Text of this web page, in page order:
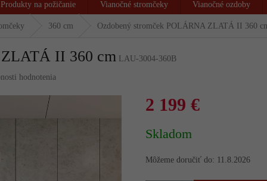
Produkty na požičanie Vianočné stromčeky Vianočné ozdoby
360 cm Ozdobený stromček POLÁRNA ZLATÁ II 360
II 360 cm LAU-3004-360B
hodnotenia
2 199 €
cena:
Skladom
Môžeme doručiť do: 11.8.2026